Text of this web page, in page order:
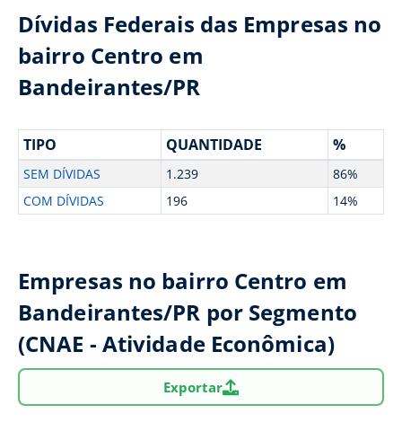
Dívidas Federais das Empresas no
bairro Centro em
Bandeirantes/PR
TIPO QUANTIDADE %
SEM DÍVIDAS 1.239
86%
COM DÍVIDAS
196 14%
Empresas no bairro Centro em
Bandeirantes/PR por Segmento
(CNAE - Atividade Econômica)
Exportar